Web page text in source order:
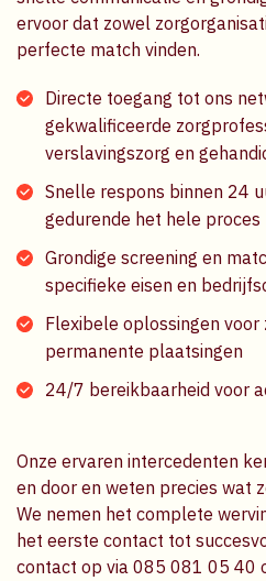
ervoor dat zowel
perfecte match vinden.
Directe toegang tot ons
gekwalificeerde
verslavingszorg en
Snelle respons binnen 24
gedurende het hele proces
Grondige screening en
specifieke eisen en
Flexibele oplossingen
permanente plaatsingen
24/7 bereikbaarheid voor
Onze ervaren intercedenten
en door en weten precies wat
We nemen het complete
het eerste contact tot
contact op via 085 081 05 40